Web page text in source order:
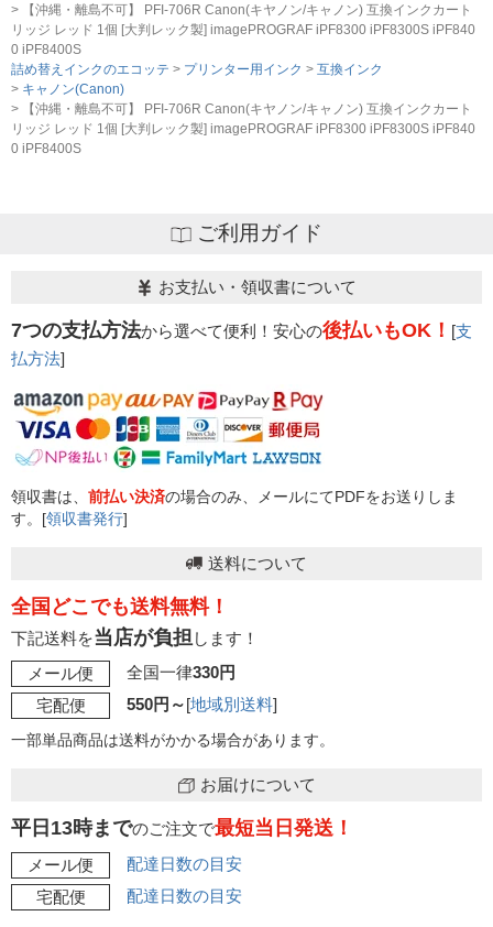
【沖縄・離島不可】 PFI-706R Canon(キヤノン/キャノン) 互換インクカート
リッジ レッド 1個 [大判レック製] imagePROGRAF iPF8300 iPF8300S iPF840
0 iPF8400S
詰め替えインクのエコッテ
プリンター用インク
互換インク
キャノン(Canon)
【沖縄・離島不可】 PFI-706R Canon(キヤノン/キャノン) 互換インクカート
リッジ レッド 1個 [大判レック製] imagePROGRAF iPF8300 iPF8300S iPF840
0 iPF8400S
ご利用ガイド
お支払い・領収書について
7つの支払方法から選べて便利！安心の後払いもOK！ [支
払方法]
領収書は、 前払い決済の場合のみ、メールにてPDFをお送りしま
す。[領収書発行]
送料について
全国どこでも送料無料！
下記送料を当店が負担 します！
メール便
全国一律330円
宅配便
550円～[地域別送料]
一部単品商品は送料がかかる場合があります。
お届けについて
平日13時までのご注文で最短当日発送！
メール便
配達日数の目安
宅配便
配達日数の目安